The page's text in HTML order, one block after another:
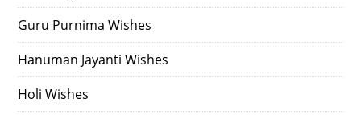
Guru Purnima Wishes
Hanuman Jayanti Wishes
Holi Wishes